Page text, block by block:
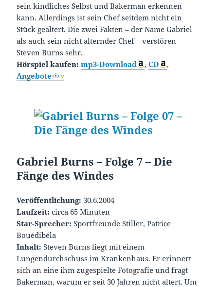
sein kindliches Selbst und Bakerman erkennen
kann. Allerdings ist sein Chef seitdem nicht ein
Stück gealtert. Die zwei Fakten – der Name Gabriel
als auch sein nicht alternder Chef – verstören
Steven Burns sehr.
Hörspiel kaufen: mp3-Download ,CD
,
Angebote
Gabriel Burns – Folge 7 – Die
Fänge des Windes
Veröffentlichung: 30.6.2004
Laufzeit: circa 65 Minuten
Star-Sprecher: Sportfreunde Stiller, Patrice
Bouédibéla
Inhalt: Steven Burns liegt mit einem
Lungendurchschuss im Krankenhaus. Er erinnert
sich an eine ihm zugespielte Fotografie und fragt
Bakerman, warum er seit 30 Jahren nicht altert. Um